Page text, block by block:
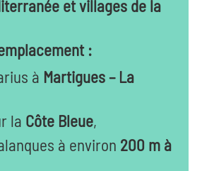
et villages de la
:
à Martigues – La
la Côte Bleue,
à environ 200 m à